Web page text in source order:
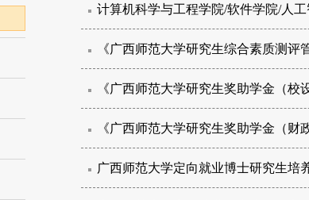
计算机科学与工程学院/软件学院/人
《广西师范大学研究生综合素质测评
《广西师范大学研究生奖助学金（校
《广西师范大学研究生奖助学金（财
广西师范大学定向就业博士研究生培